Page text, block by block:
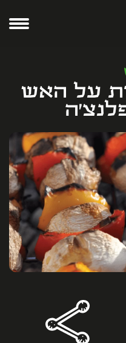
על האש